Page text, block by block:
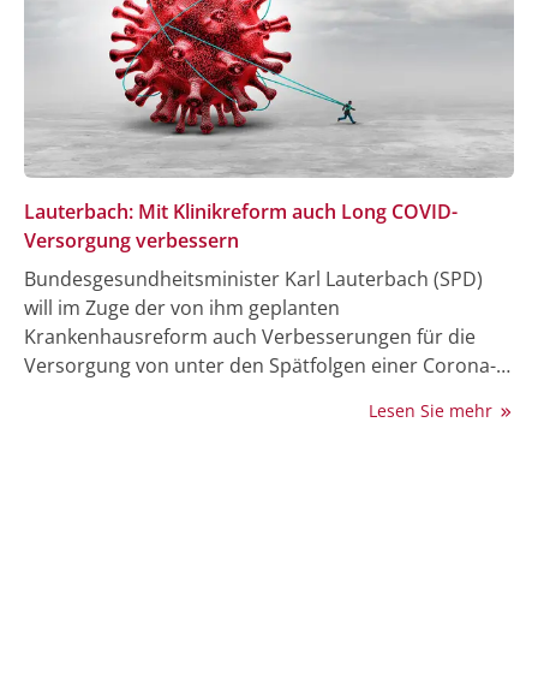
Lauterbach: Mit Klinikreform auch Long COVID-
Versorgung verbessern
Bundesgesundheitsminister Karl Lauterbach (SPD)
will im Zuge der von ihm geplanten
Krankenhausreform auch Verbesserungen für die
Versorgung von unter den Spätfolgen einer Corona-
Durch die Reform solle etwa der Aufbau von Long
Lesen Sie mehr